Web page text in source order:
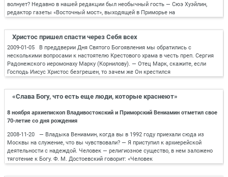
волнует? Недавно в нашей редакции был необычный гость — Сюэ Хуэйлин,
редактор газеты «Восточный мост», выходящей в Приморье на
Христос пришел спасти через Себя всех
2009-01-05 В преддверии Дня Святого Богоявления мы обратились с
несколькими вопросами к настоятелю Крестового храма в честь преп. Сергия
Радонежского иеромонаху Марку (Корнилову). — Отец Марк, скажите, если
Господь Иисус Христос безгрешен, то зачем же Он крестился
«Слава Богу, что есть еще люди, которые краснеют»
8 ноября архиепископ Владивостокский и Приморский Вениамин отметил свое
70-летие со дня рождения
2008-11-20 — Владыка Вениамин, когда вы в 1992 году приехали сюда из
Москвы на служение, что вы чувствовали? — Я приступил к архиерейской
деятельности с надеждой. Человек — религиозное существо, в нем заложено
тяготение к Богу. Ф. М. Достоевский говорит: «Человек